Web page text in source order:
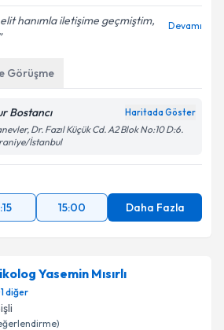
hanımla iletişime geçmiştim,
Devamı
Görüşme
Bostancı Haritada Göster
Dr. Fazıl Küçük Cd. A2 Blok No:10 D:6.
İstanbul
15:00 Daha Fazla
Yasemin Mısırlı
1diğer